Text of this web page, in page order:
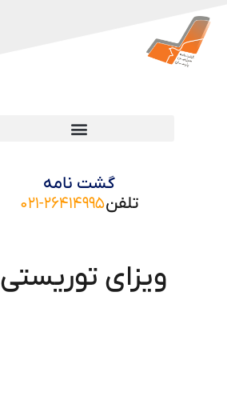
گشت نامه
تلفن۰۲۱-۲۶۴۱۴۹۹۵
ویزای توریستی